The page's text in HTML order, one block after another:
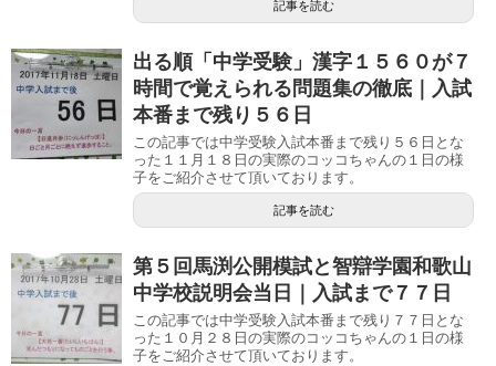
記事を読む
出る順「中学受験」漢字１５６０が７
時間で覚えられる問題集の徹底｜入試
本番まで残り５６日
この記事では中学受験入試本番まで残り５６日とな
った１１月１８日の実際のコッコちゃんの１日の様
子をご紹介させて頂いております。
記事を読む
第５回馬渕公開模試と智辯学園和歌山
中学校説明会当日｜入試まで７７日
この記事では中学受験入試本番まで残り７７日とな
った１０月２８日の実際のコッコちゃんの１日の様
子をご紹介させて頂いております。